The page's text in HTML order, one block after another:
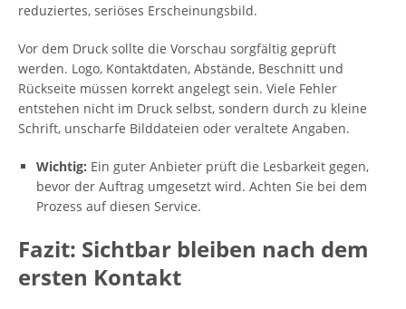
reduziertes, seriöses Erscheinungsbild.
Vor dem Druck sollte die Vorschau sorgfältig geprüft
werden. Logo, Kontaktdaten, Abstände, Beschnitt und
Rückseite müssen korrekt angelegt sein. Viele Fehler
entstehen nicht im Druck selbst, sondern durch zu kleine
Schrift, unscharfe Bilddateien oder veraltete Angaben.
Wichtig: Ein guter Anbieter prüft die Lesbarkeit gegen,
bevor der Auftrag umgesetzt wird. Achten Sie bei dem
Prozess auf diesen Service.
Fazit: Sichtbar bleiben nach dem
ersten Kontakt